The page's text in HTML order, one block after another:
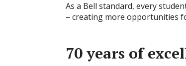
As a Bell standard, every
– creating more opportunities
70 years of